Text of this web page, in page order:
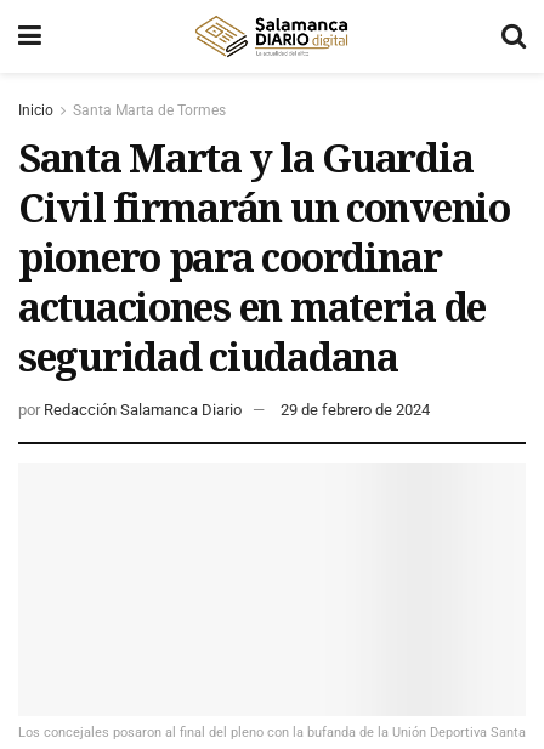
Inicio Santa Marta de Tormes
Santa Marta y la Guardia
Civil firmarán un convenio
pionero para coordinar
actuaciones en materia de
seguridad ciudadana
por Redacción Salamanca Diario 29 de febrero de 2024
Los concejales posaron al final del pleno con la bufanda de la Unión Deportiva Santa